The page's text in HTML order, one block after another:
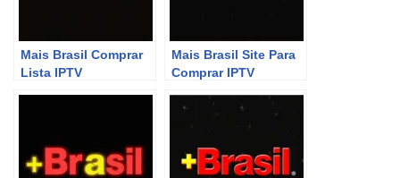
Mais Brasil Comprar
Lista IPTV
Mais Brasil Site Para
Comprar IPTV